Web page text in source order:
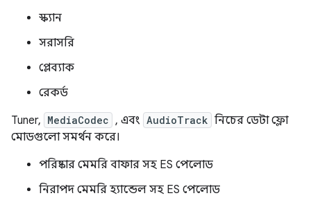
স্ক্যান
সরাসরি
প্লেব্যাক
রেকর্ড
Tuner, MediaCodec , এবং AudioTrack নিচের ডেটা ফ্লো
মোডগুলো সমর্থন করে।
পরিষ্কার মেমরি বাফার সহ ES পেলোড
নিরাপদ মেমরি হ্যান্ডেল সহ ES পেলোড